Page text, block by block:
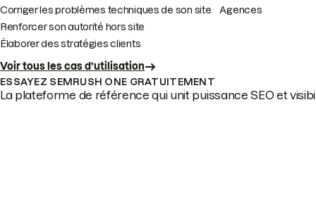
Corriger les problèmes techniques de son site
Renforcer son autorité hors site
Élaborer des stratégies clients
Voir tous les cas d’utilisation
Agences
ESSAYEZ SEMRUSH ONE GRATUITEMENT
La plateforme de référence qui unit puissance SEO et